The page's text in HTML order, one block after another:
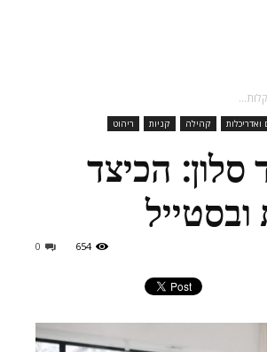
ד"ר
דיל
ואדריכלות קהילה קניות ריהוט
סלון: הכיצד
0 654